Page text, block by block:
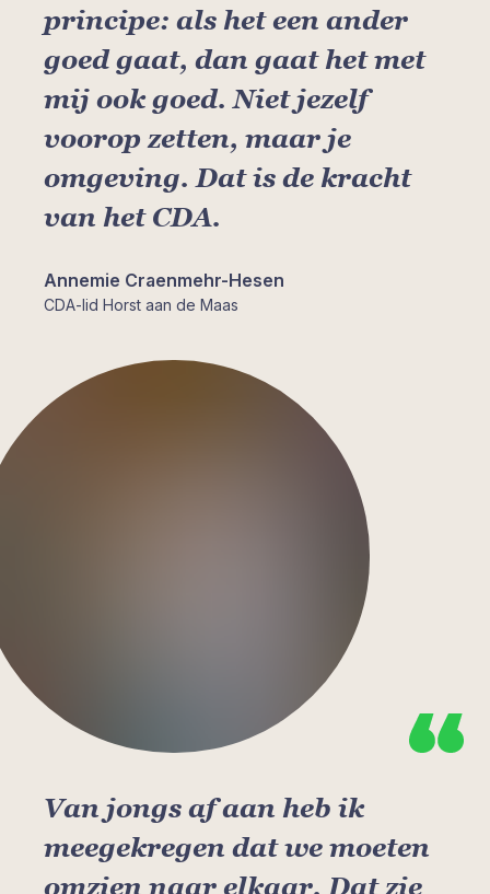
principe: als het een ander
goed gaat, dan gaat het met
mij ook goed. Niet jezelf
voorop zetten, maar je
omgeving. Dat is de kracht
van het CDA.
Annemie Craenmehr-Hesen
CDA-lid Horst aan de Maas
Van jongs af aan heb ik
meegekregen dat we moeten
omzien naar elkaar. Dat zie